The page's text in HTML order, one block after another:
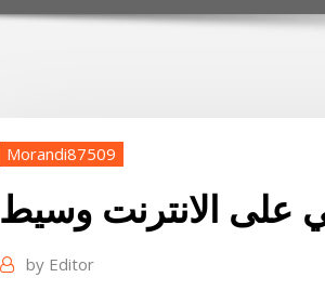
Morandi87509
على الانترنت وسيط
by Editor